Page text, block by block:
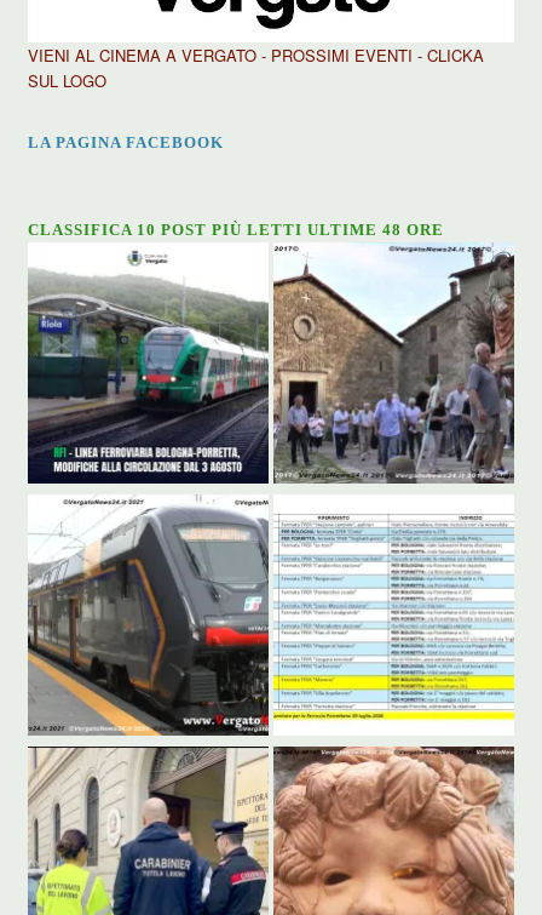
VIENI AL CINEMA A VERGATO - PROSSIMI EVENTI - CLICKA
SUL LOGO
LA PAGINA FACEBOOK
CLASSIFICA 10 POST PIÙ LETTI ULTIME 48 ORE